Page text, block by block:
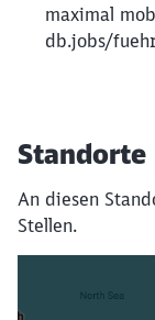
maximal
db.jobs/
Standorte
An diesen
Stellen.